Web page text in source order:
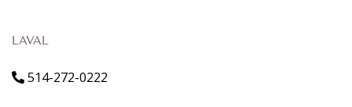
LAVAL
514-272-0222